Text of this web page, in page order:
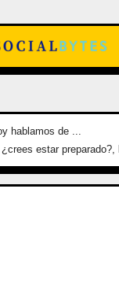
hablamos de ...
estar preparado?,